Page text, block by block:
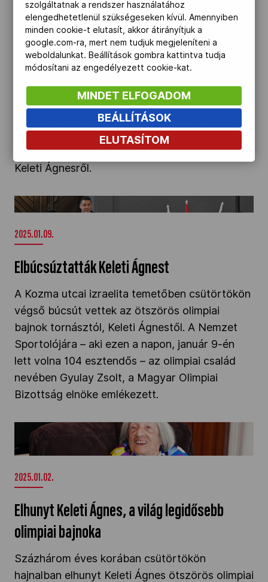
2025.05.15.
Nagy becsben tartja a bajnokokat a 130 éves
MOB
Közgyűlést tartott május 14-én a Magyar
Olimpiai Bajnokok Klubja. A legendák az
esemény elején megemlékeztek a januárban
elhunyt ötszörös olimpiai bajnok tornászról,
Keleti Ágnesről.
Elbúcsúztatták Keleti Ágnest" />
2025.01.09.
Elbúcsúztatták Keleti Ágnest
A Kozma utcai izraelita temetőben csütörtökön
végső búcsút vettek az ötszörös olimpiai
bajnok tornásztól, Keleti Ágnestől. A Nemzet
Sportolójára – aki ezen a napon, január 9-én
lett volna 104 esztendős – az olimpiai család
nevében Gyulay Zsolt, a Magyar Olimpiai
Bizottság elnöke emlékezett.
Elhunyt Keleti Ágnes, a világ legidősebb olimpiai
bajnoka" />
2025.01.02.
Elhunyt Keleti Ágnes, a világ legidősebb
olimpiai bajnoka
Százhárom éves korában csütörtökön
hajnalban elhunyt Keleti Ágnes ötszörös olimpiai
szolgáltatnak a rendszer használatához
elengedhetetlenül szükségeseken kívül. Amennyiben
minden cookie-t elutasít, akkor átirányítjuk a
google.com-ra, mert nem tudjuk megjeleníteni a
weboldalunkat. Beállítások gombra kattintva tudja
módosítani az engedélyezett cookie-kat.
MINDET ELFOGADOM
BEÁLLÍTÁSOK
ELUTASÍTOM